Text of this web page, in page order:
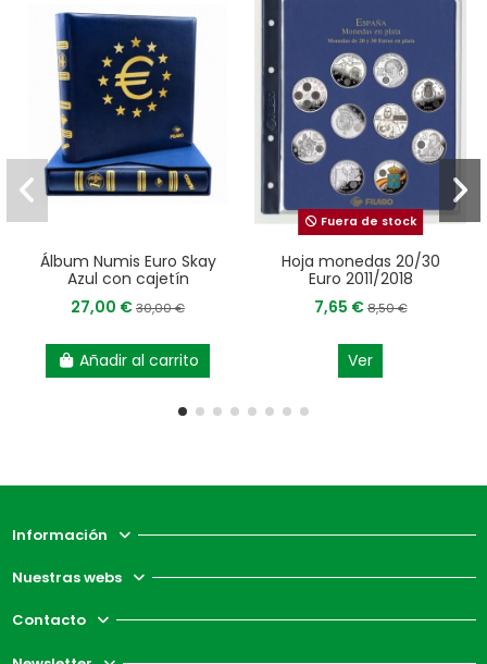
Álbum Numis Euro Skay
Azul con cajetín
27,00 €30,00 €
Añadir al carrito
Fuera de stock
Hoja monedas 20/30
Euro 2011/2018
7,65 €8,50 €
Ver
Información
Nuestras webs
Contacto